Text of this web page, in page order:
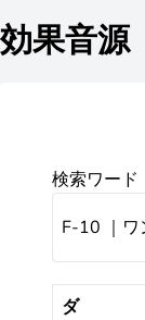
効果音源
検索ワード
ダ